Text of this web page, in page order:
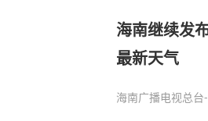
海南继续发
最新天气
海南广播电视总台